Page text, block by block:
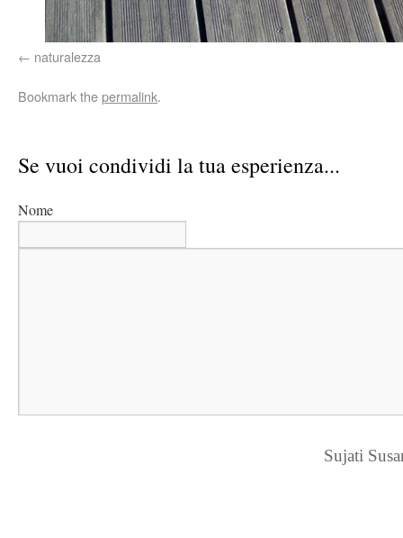
naturalezza
Bookmark thepermalink.
Se vuoi condividi la tua esperienza...
Nome
Sujati